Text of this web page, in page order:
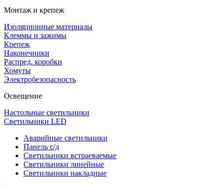
Монтаж и крепеж
Изоляционные материалы
Клеммы и зажимы
Крепеж
Наконечники
Распред. коробки
Хомуты
Электробезопасность
Освещение
Настольные светильники
Светильники LED
Аварийные светильники
Панель с/д
Светильники встраеваемые
Светильники линейные
Светильники накладные